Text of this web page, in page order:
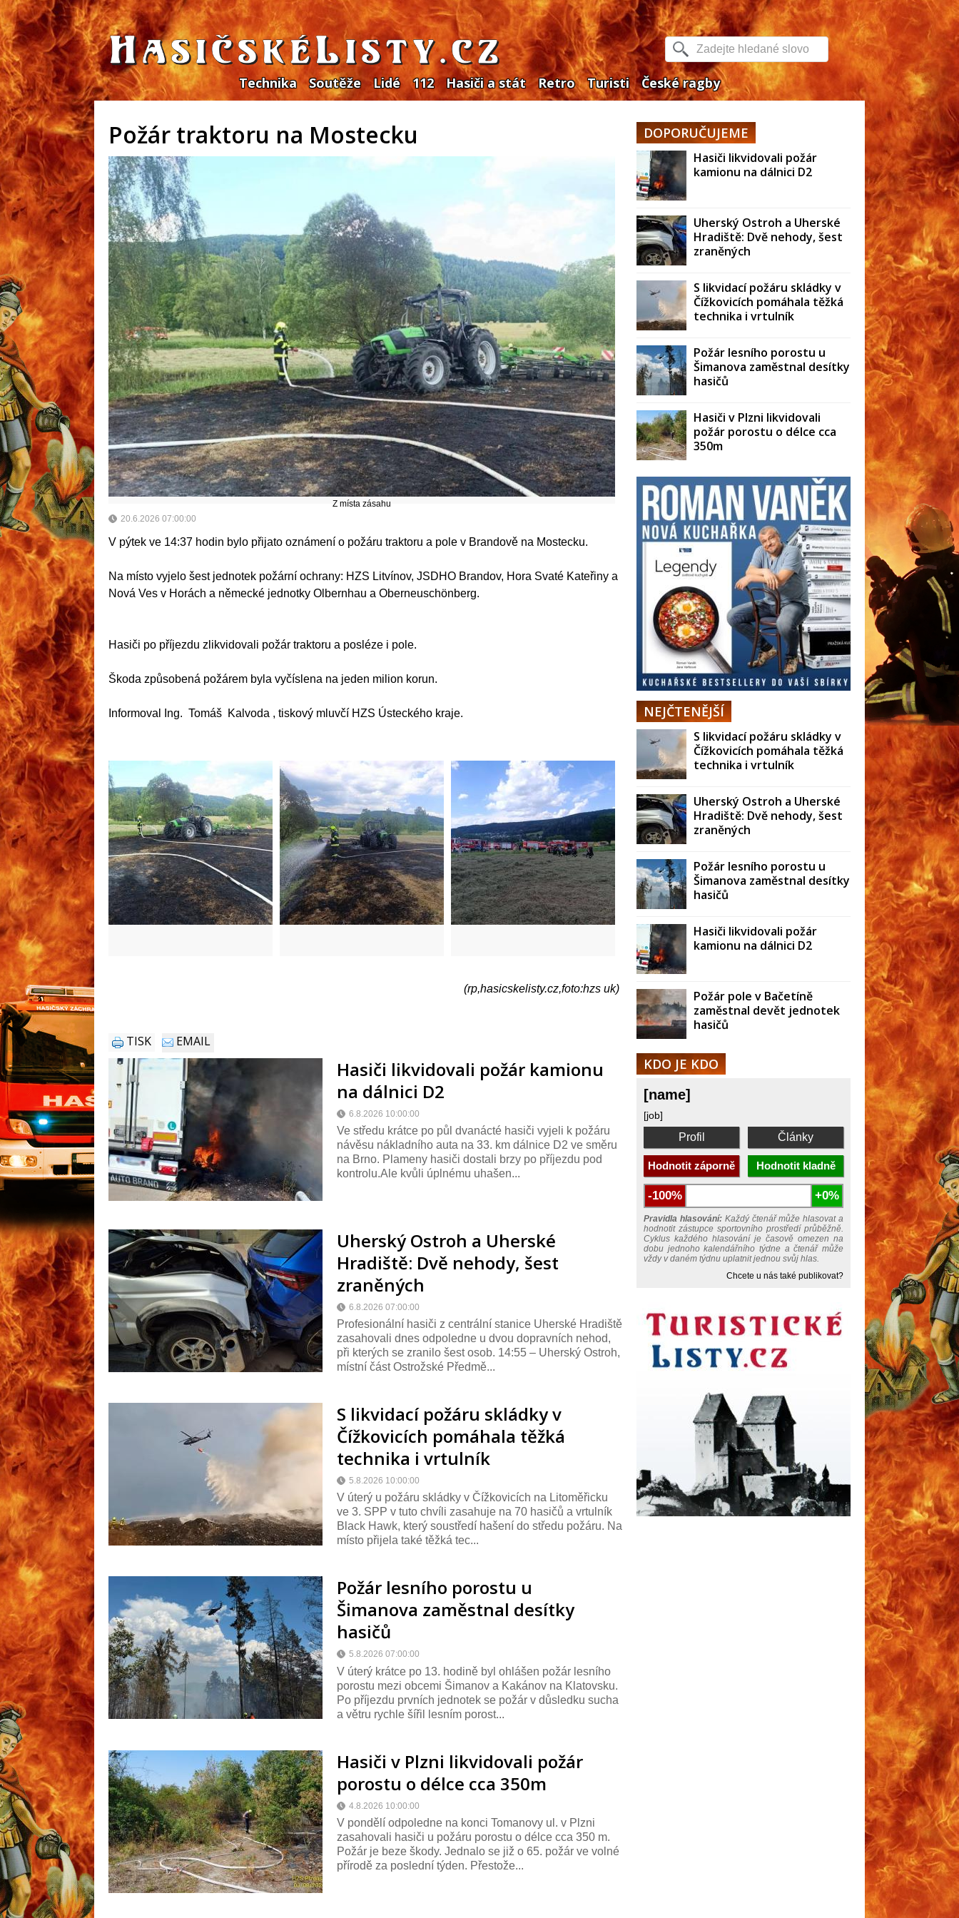
Technika Soutěže Lidé 112 Hasiči a stát Retro Turisti České ragby
Požár traktoru na Mostecku
Z místa zásahu
20.6.2026 07:00:00
V pýtek ve 14:37 hodin bylo přijato oznámení o požáru traktoru a pole v Brandově na Mostecku.
Na místo vyjelo šest jednotek požární ochrany: HZS Litvínov, JSDHO Brandov, Hora Svaté Kateřiny a
Nová Ves v Horách a německé jednotky Olbernhau a Oberneuschönberg.
Hasiči po příjezdu zlikvidovali požár traktoru a posléze i pole.
Škoda způsobená požárem byla vyčíslena na jeden milion korun.
Informoval Ing. Tomáš Kalvoda , tiskový mluvčí HZS Ústeckého kraje.
(rp,hasicskelisty.cz,foto:hzs uk)
EMAIL
TISK
Hasiči likvidovali požár kamionu
na dálnici D2
6.8.2026 10:00:00
Ve středu krátce po půl dvanácté hasiči vyjeli k požáru
návěsu nákladního auta na 33. km dálnice D2 ve směru
na Brno. Plameny hasiči dostali brzy po příjezdu pod
kontrolu.Ale kvůli úplnému uhašen...
Uherský Ostroh a Uherské
Hradiště: Dvě nehody, šest
zraněných
6.8.2026 07:00:00
Profesionální hasiči z centrální stanice Uherské Hradiště
zasahovali dnes odpoledne u dvou dopravních nehod,
při kterých se zranilo šest osob. 14:55 – Uherský Ostroh,
místní část Ostrožské Předmě...
S likvidací požáru skládky v
Čížkovicích pomáhala těžká
technika i vrtulník
5.8.2026 10:00:00
V úterý u požáru skládky v Čížkovicích na Litoměřicku
ve 3. SPP v tuto chvíli zasahuje na 70 hasičů a vrtulník
Black Hawk, který soustředí hašení do středu požáru. Na
místo přijela také těžká tec...
Požár lesního porostu u
Šimanova zaměstnal desítky
hasičů
5.8.2026 07:00:00
V úterý krátce po 13. hodině byl ohlášen požár lesního
porostu mezi obcemi Šimanov a Kakánov na Klatovsku.
Po příjezdu prvních jednotek se požár v důsledku sucha
a větru rychle šířil lesním porost...
Hasiči v Plzni likvidovali požár
porostu o délce cca 350m
4.8.2026 10:00:00
V pondělí odpoledne na konci Tomanovy ul. v Plzni
zasahovali hasiči u požáru porostu o délce cca 350 m.
Požár je beze škody. Jednalo se již o 65. požár ve volné
přírodě za poslední týden. Přestože...
DOPORUČUJEME
Hasiči likvidovali požár
kamionu na dálnici D2
Uherský Ostroh a Uherské
Hradiště: Dvě nehody, šest
zraněných
S likvidací požáru skládky v
Čížkovicích pomáhala těžká
technika i vrtulník
Požár lesního porostu u
Šimanova zaměstnal desítky
hasičů
Hasiči v Plzni likvidovali
požár porostu o délce cca
350m
NEJČTENĚJŠÍ
S likvidací požáru skládky v
Čížkovicích pomáhala těžká
technika i vrtulník
Uherský Ostroh a Uherské
Hradiště: Dvě nehody, šest
zraněných
Požár lesního porostu u
Šimanova zaměstnal desítky
hasičů
Hasiči likvidovali požár
kamionu na dálnici D2
Požár pole v Bačetíně
zaměstnal devět jednotek
hasičů
KDO JE KDO
[name]
[job]
Profil Články
Hodnotit záporně Hodnotit kladně
-100% +0%
Pravidla hlasování:Každý čtenář může hlasovat a
hodnotit zástupce sportovního prostředí průběžně.
Cyklus každého hlasování je časově omezen na
dobu jednoho kalendářního týdne a čtenář může
vždy v daném týdnu uplatnit jednou svůj hlas.
Chcete u nás také publikovat?